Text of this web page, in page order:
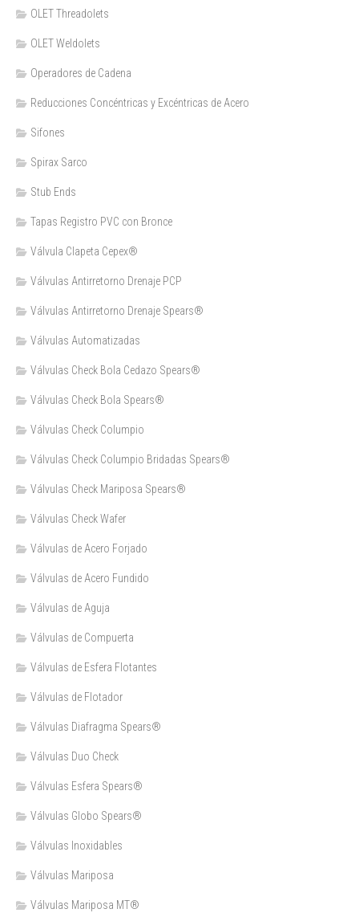
OLET Threadolets
OLET Weldolets
Operadores de Cadena
Reducciones Concéntricas y Excéntricas de Acero
Sifones
Spirax Sarco
Stub Ends
Tapas Registro PVC con Bronce
Válvula Clapeta Cepex®
Válvulas Antirretorno Drenaje PCP
Válvulas Antirretorno Drenaje Spears®
Válvulas Automatizadas
Válvulas Check Bola Cedazo Spears®
Válvulas Check Bola Spears®
Válvulas Check Columpio
Válvulas Check Columpio Bridadas Spears®
Válvulas Check Mariposa Spears®
Válvulas Check Wafer
Válvulas de Acero Forjado
Válvulas de Acero Fundido
Válvulas de Aguja
Válvulas de Compuerta
Válvulas de Esfera Flotantes
Válvulas de Flotador
Válvulas Diafragma Spears®️
Válvulas Duo Check
Válvulas Esfera Spears®
Válvulas Globo Spears®
Válvulas Inoxidables
Válvulas Mariposa
Válvulas Mariposa MT®